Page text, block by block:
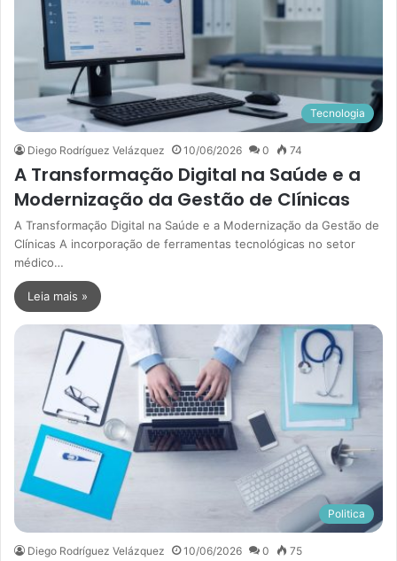
Tecnologia
Diego Rodríguez Velázquez 10/06/2026 0 74
A Transformação Digital na Saúde e a
Modernização da Gestão de Clínicas
A Transformação Digital na Saúde e a Modernização da Gestão de
Clínicas A incorporação de ferramentas tecnológicas no setor
médico…
Leia mais »
Politica
Diego Rodríguez Velázquez 10/06/2026 0 75